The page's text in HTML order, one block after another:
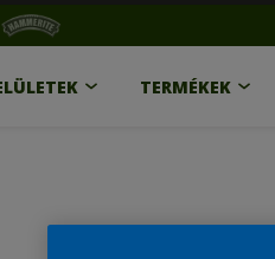
TERMÉKEK